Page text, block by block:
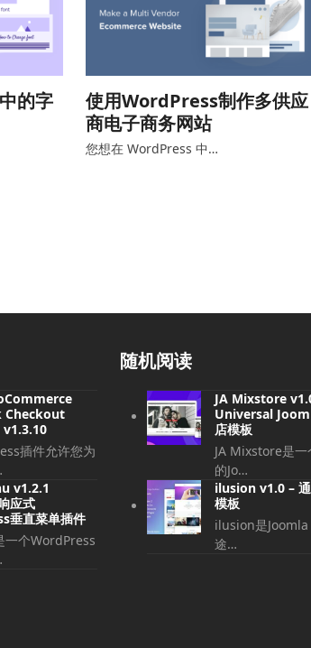
的字
使用WordPress制作多供应
商电子商务网站
您想在 WordPress 中…
Checkout
插件允许您为
v1.2.1
应式
垂直菜单插件
一个WordPress
随机阅读
JA Mixstore
Universal
店模板
JA Mixstore是
的Jo…
ilusion v1.0 –
模板
ilusion是
途…